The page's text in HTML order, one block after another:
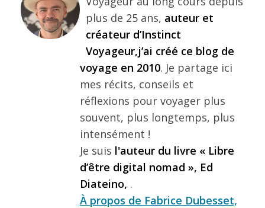
plus de 25 ans, auteur et
créateur d’Instinct
Voyageur,j’ai créé ce blog de
voyage en 2010. Je partage ici
mes récits, conseils et
réflexions pour voyager plus
souvent, plus longtemps, plus
intensément !
Je suis l'auteur du livre « Libre
d’être digital nomad », Ed
Diateino, .
À propos de Fabrice Dubesset,